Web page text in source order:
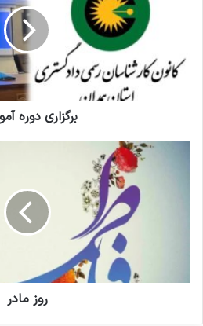
برگزاری دوره
روز مادر